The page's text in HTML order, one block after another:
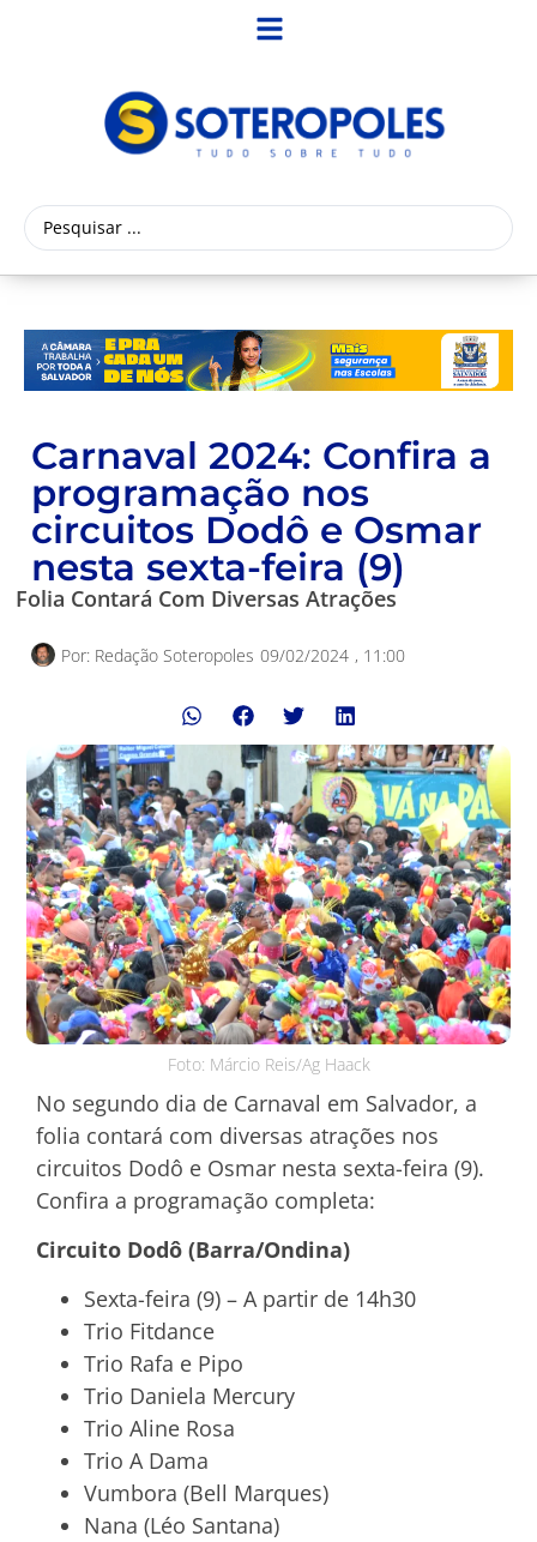
Carnaval 2024: Confira a
programação nos
circuitos Dodô e Osmar
nesta sexta-feira (9)
Folia Contará Com Diversas Atrações
Por: Redação Soteropoles 09/02/2024 , 11:00
Foto: Márcio Reis/Ag Haack
No segundo dia de Carnaval em Salvador, a
folia contará com diversas atrações nos
circuitos Dodô e Osmar nesta sexta-feira (9).
Confira a programação completa:
Circuito Dodô (Barra/Ondina)
Sexta-feira (9) – A partir de 14h30
Trio Fitdance
Trio Rafa e Pipo
Trio Daniela Mercury
Trio Aline Rosa
Trio A Dama
Vumbora (Bell Marques)
Nana (Léo Santana)